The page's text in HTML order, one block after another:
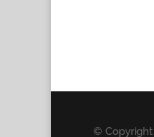
© Copyright